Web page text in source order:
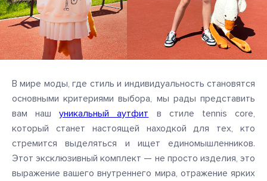
В мире моды, где стиль и индивидуальность становятся
основными критериями выбора, мы рады представить
вам нашуникальный аутфит в стиле tennis core,
который станет настоящей находкой для тех, кто
стремится выделяться и ищет единомышленников.
Этот эксклюзивный комплект — не просто изделия, это
выражение вашего внутреннего мира, отражение ярких